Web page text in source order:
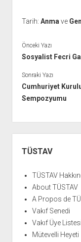
Tarih: Anma ve
Önceki Yazı
Sosyalist Fecri
Sonraki Yazı
Cumhuriyet
Sempozyumu
Menü
TÜSTAV
TÜSTAV
About TÜSTAV
A Propos de
Vakıf Senedi
Vakıf Üye Listesi
Mütevelli Heyeti